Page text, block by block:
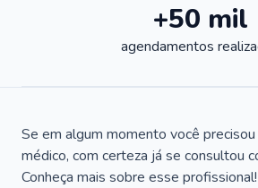
+50 mil
agendamentos
Se em algum momento você
médico, com certeza já se consultou
Conheça mais sobre esse profissional!